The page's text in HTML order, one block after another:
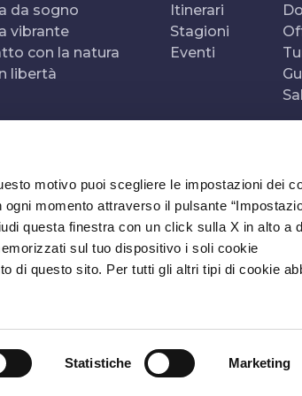
motivo puoi scegliere le impostazioni dei
momento attraverso il pulsante
questa finestra con un click sulla X in alto a
sul tuo dispositivo i soli cookie
di questo sito. Per tutti gli altri tipi di cookie
Statistiche Marketing
da sogno
vibrante
con la natura
libertà
Itinerari
Stagioni
Eventi
CONTATTI IMPOSTAZIONI